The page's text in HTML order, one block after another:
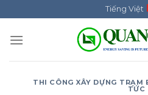
to
content
Tiếng Việt
THI CÔNG XÂY DỰNG TRẠM
TỨC